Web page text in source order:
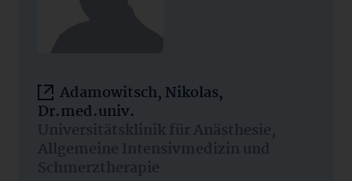
Adamowitsch, Nikolas,
Dr.med.univ.
Universitätsklinik für Anästhesie,
Allgemeine Intensivmedizin und
Schmerztherapie